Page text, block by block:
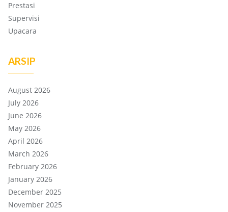
Prestasi
Supervisi
Upacara
ARSIP
August 2026
July 2026
June 2026
May 2026
April 2026
March 2026
February 2026
January 2026
December 2025
November 2025